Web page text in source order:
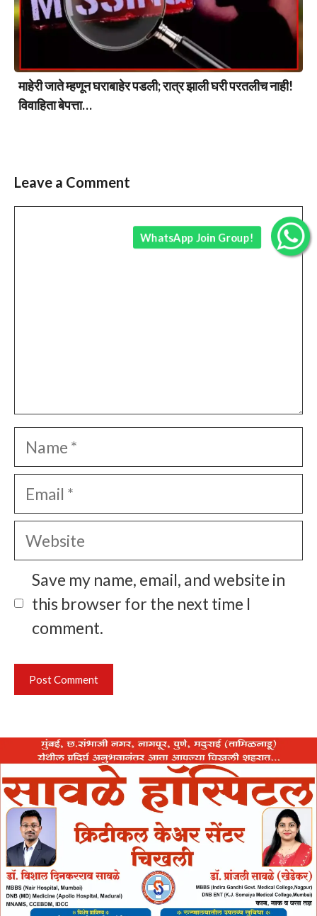
माहेरी जाते म्हणून घराबाहेर पडली; रात्र झाली घरी परतलीच नाही!
विवाहिता बेपत्ता…
Leave a Comment
Name
Email
Website
Save my name, email, and website in
this browser for the next time I
comment.
WhatsApp Join Group!